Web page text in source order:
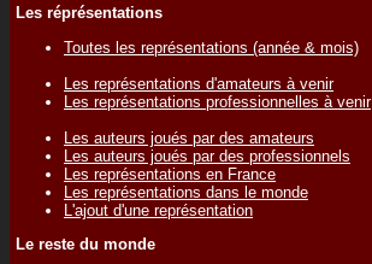
Les réprésentations
Toutes les représentations (année & mois)
Les représentations d'amateurs à venir
Les représentations professionnelles à venir
Les auteurs joués par des amateurs
Les auteurs joués par des professionnels
Les représentations en France
Les représentations dans le monde
L'ajout d'une représentation
Le reste du monde